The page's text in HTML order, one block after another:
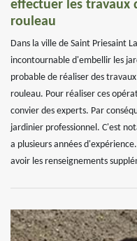
effectuer les travaux
rouleau
Dans la ville de Saint Priesaint
incontournable d'embellir les
probable de réaliser des
rouleau. Pour réaliser ces
convier des experts. Par
jardinier professionnel. C'est
a plusieurs années
avoir les renseignements